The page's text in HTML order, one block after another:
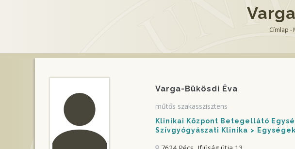
Címlap -
Varga-Bükösdi Éva
műtős szakasszisztens
Klinikai Központ Betegellátó
Szívgyógyászati Klinika
Egységek